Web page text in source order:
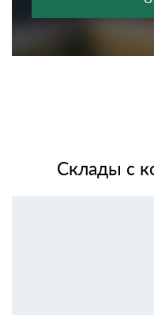
Склады с